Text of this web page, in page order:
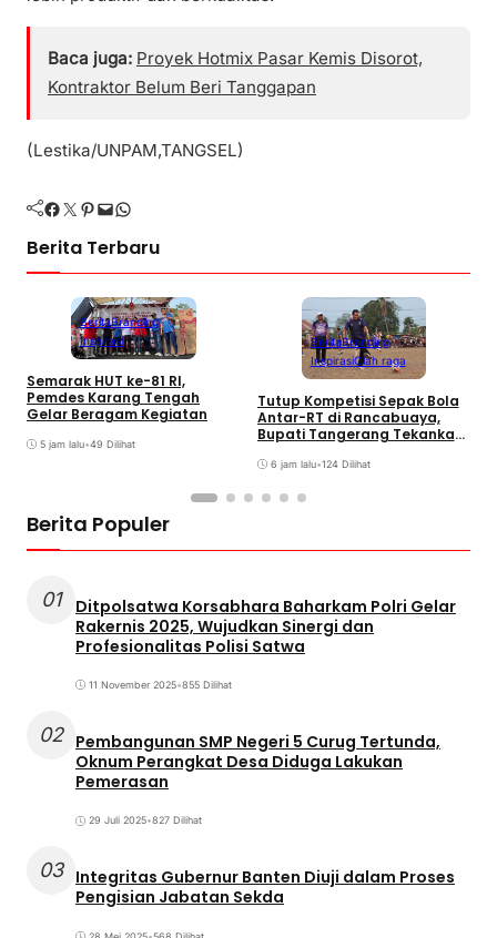
Baca juga: Proyek Hotmix Pasar Kemis Disorot,
Kontraktor Belum Beri Tanggapan
(Lestika/UNPAM,TANGSEL)
Facebook Twitter Pinterest Mail WhatsApp
Berita Terbaru
BeritaBranding
Inspirasi
Semarak HUT ke-81 RI,
Pemdes Karang Tengah
Gelar Beragam Kegiatan
5 jam lalu•49 Dilihat
BeritaBranding
InspirasiOlah raga
Tutup Kompetisi Sepak Bola
Antar-RT di Rancabuaya,
Bupati Tangerang Tekankan
6 jam lalu•124 Dilihat
Berita Populer
01
Ditpolsatwa Korsabhara Baharkam Polri Gelar
Rakernis 2025, Wujudkan Sinergi dan
Profesionalitas Polisi Satwa
11 November 2025•855 Dilihat
02 Pembangunan SMP Negeri 5 Curug Tertunda,
Oknum Perangkat Desa Diduga Lakukan
Pemerasan
29 Juli 2025•827 Dilihat
03 Integritas Gubernur Banten Diuji dalam Proses
Pengisian Jabatan Sekda